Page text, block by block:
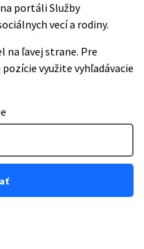
portáli Služby
vecí a rodiny.
na ľavej strane. Pre
využite vyhľadávacie